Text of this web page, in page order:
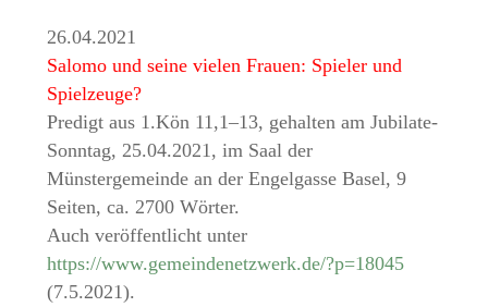
26.04.2021
Salomo und seine vielen Frauen: Spieler und
Spielzeuge?
Predigt aus 1.Kön 11,1–13, gehalten am Jubilate-
Sonntag, 25.04.2021, im Saal der
Münstergemeinde an der Engelgasse Basel, 9
Seiten, ca. 2700 Wörter.
Auch veröffentlicht unter
https://www.gemeindenetzwerk.de/?p=18045
(7.5.2021).